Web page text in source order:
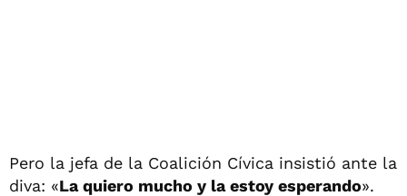
Pero la jefa de la Coalición Cívica insistió ante la
diva: «La quiero mucho y la estoy esperando».